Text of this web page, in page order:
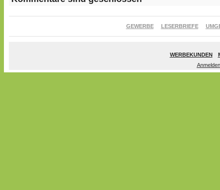
GEWERBE LESERBRIEFE
WERBEKUNDEN
Anmelden